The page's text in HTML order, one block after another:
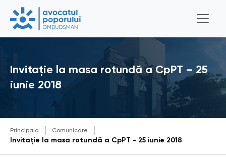
Invitație la masa rotundă a CpPT – 25
iunie 2018
Principala Comunicare
Invitație la masa rotundă a CpPT - 25 iunie 2018